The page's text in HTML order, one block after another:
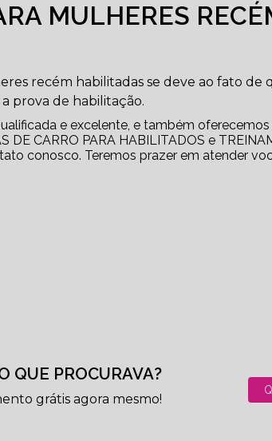
MULHERES
recém habilitadas se deve ao fato de
prova de habilitação.
e excelente, e também
CARRO PARA HABILITADOS e
conosco. Teremos prazer em atender
QUE PROCURAVA?
grátis agora mesmo!